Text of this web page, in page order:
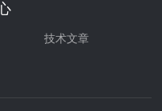
技术文章